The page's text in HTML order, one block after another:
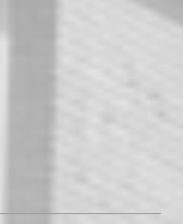
posts